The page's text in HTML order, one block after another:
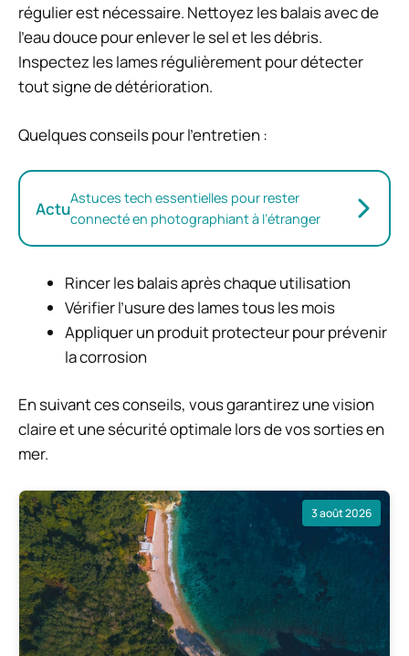
régulier est nécessaire. Nettoyez les balais avec de
l’eau douce pour enlever le sel et les débris.
Inspectez les lames régulièrement pour détecter
tout signe de détérioration.
Quelques conseils pour l’entretien :
ActuAstuces tech essentielles pour rester
connecté en photographiant à l’étranger
Rincer les balais après chaque utilisation
Vérifier l’usure des lames tous les mois
Appliquer un produit protecteur pour prévenir
la corrosion
En suivant ces conseils, vous garantirez une vision
claire et une sécurité optimale lors de vos sorties en
mer.
3 août 2026